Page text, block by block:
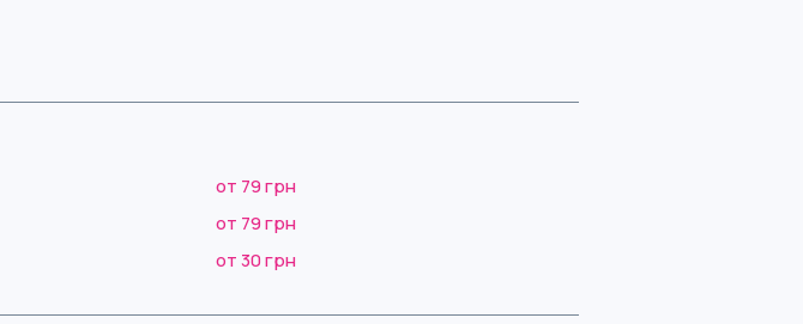
от 79 грн
от 79 грн
от 30 грн